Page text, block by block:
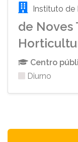
Instituto de
de Noves
Centro
Diurno